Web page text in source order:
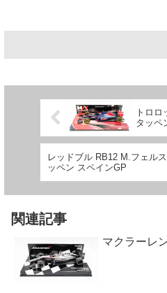
トロ
タッペ
レッドブル RB12 M.フェル
ッペン スペインGP
関連記事
マクラーレ